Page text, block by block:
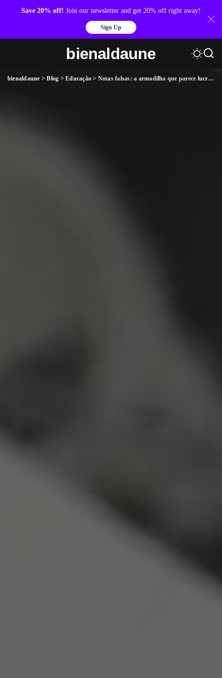
Save 20% off! Join our newsletter and get 20% off right away!
Sign Up
bienaldaune
bienaldaune >Blog >Educação > Notas falsas: a armadilha que parece lucro, mas pode arruinar sua vida